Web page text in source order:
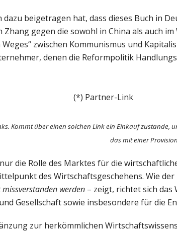
dazu beigetragen hat, dass dieses Buch in
Zhang gegen die sowohl in China als auch
zwischen Kommunismus und
denen die Reformpolitik
(*) Partner-Link
Kommt über einen solchen Link ein Einkauf zustande,
das mit einer
die Rolle des Marktes für die
des Wirtschaftsgeschehens. Wie
werden – zeigt, richtet sich
Gesellschaft sowie insbesondere für die
zur herkömmlichen